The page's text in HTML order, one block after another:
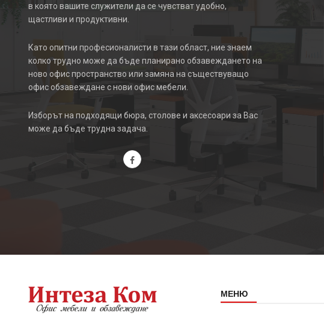
в която вашите служители да се чувстват удобно,
щастливи и продуктивни.
Като опитни професионалисти в тази област, ние знаем
колко трудно може да бъде планирано обзавеждането на
ново офис пространство или замяна на съществуващо
офис обзавеждане с нови офис мебели.
Изборът на подходящи бюра, столове и аксесоари за Вас
може да бъде трудна задача.
МЕНЮ